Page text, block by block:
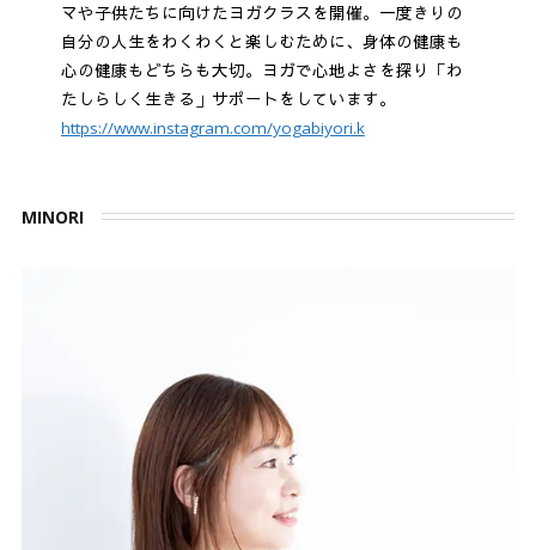
マや子供たちに向けたヨガクラスを開催。一度きりの
自分の人生をわくわくと楽しむために、身体の健康も
心の健康もどちらも大切。ヨガで心地よさを探り「わ
たしらしく生きる」サポートをしています。
https://www.instagram.com/yogabiyori.k
MINORI